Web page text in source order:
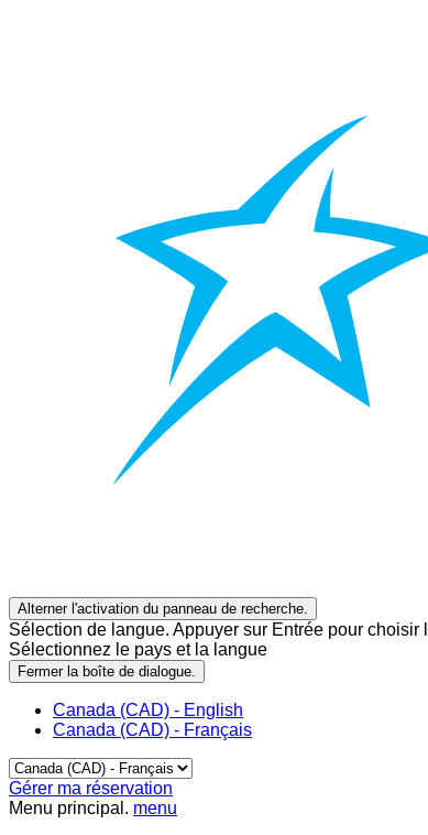
Alterner l'activation du panneau de recherche.
Sélection de langue. Appuyer sur Entrée pour
Sélectionnez le pays et la langue
Fermer la boîte de dialogue.
Canada (CAD) - English
Canada (CAD) - Français
Gérer ma réservation
Menu principal. menu